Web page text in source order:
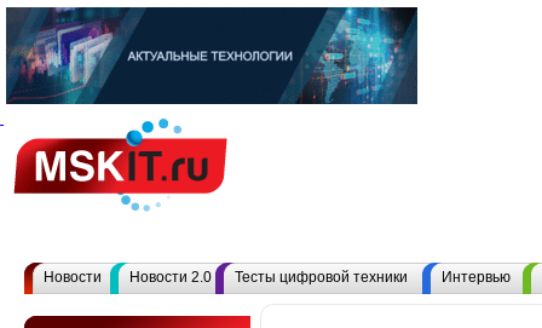
Новости Новости 2.0 Тесты цифровой техники Интервью